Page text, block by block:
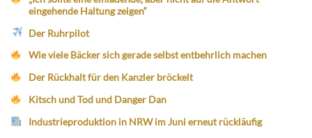
eingehende Haltung zeigen“
Der Ruhrpilot
Wie viele Bäcker sich gerade selbst entbehrlich machen
Der Rückhalt für den Kanzler bröckelt
Kitsch und Tod und Danger Dan
Industrieproduktion in NRW im Juni erneut rückläufig